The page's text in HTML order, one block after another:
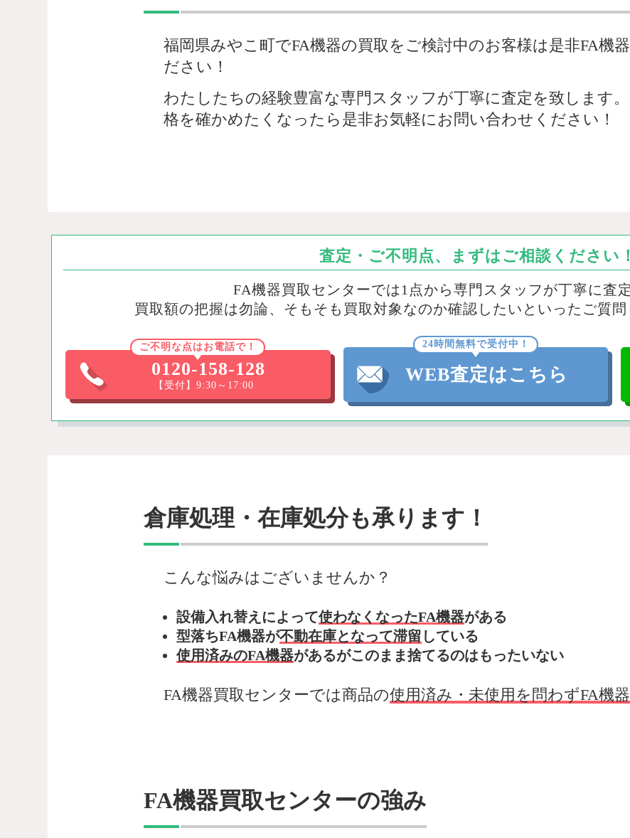
福岡県みやこ町でFA機器の買取をご検討中のお客様は是非FA機
ださい！
わたしたちの経験豊富な専門スタッフが丁寧に査定を致します
格を確かめたくなったら是非お気軽にお問い合わせください！
査定・ご不明点、まずはご相談ください！
FA機器買取センターでは1点から専門スタッフが丁寧に査
買取額の把握は勿論、そもそも買取対象なのか確認したいといったご質問
ご不明な点はお電話で！
0120-158-128
【受付】9:30～17:00
24時間無料で受付中！
WEB査定はこちら
倉庫処理・在庫処分も承ります！
こんな悩みはございませんか？
設備入れ替えによって使わなくなったFA機器がある
型落ちFA機器が不動在庫となって滞留 している
使用済みのFA機器があるがこのまま捨てるのはもったいない
FA機器買取センターでは商品の使用済み・未使用を問わずFA機
FA機器買取センターの強み